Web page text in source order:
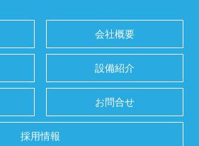
会社概要
設備紹介
採用情報
お問合せ